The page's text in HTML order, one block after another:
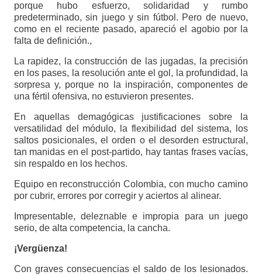
porque hubo esfuerzo, solidaridad y rumbo
predeterminado, sin juego y sin fútbol. Pero de nuevo,
como en el reciente pasado, apareció el agobio por la
falta de definición.,
La rapidez, la construcción de las jugadas, la precisión
en los pases, la resolución ante el gol, la profundidad, la
sorpresa y, porque no la inspiración, componentes de
una fértil ofensiva, no estuvieron presentes.
En aquellas demagógicas justificaciones sobre la
versatilidad del módulo, la flexibilidad del sistema, los
saltos posicionales, el orden o el desorden estructural,
tan manidas en el post-partido, hay tantas frases vacías,
sin respaldo en los hechos.
Equipo en reconstrucción Colombia, con mucho camino
por cubrir, errores por corregir y aciertos al alinear.
Impresentable, deleznable e impropia para un juego
serio, de alta competencia, la cancha.
¡Vergüenza!
Con graves consecuencias el saldo de los lesionados.